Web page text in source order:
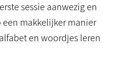
sessie aanwezig en
makkelijker manier
en woordjes leren